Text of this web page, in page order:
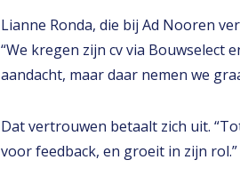
Lianne Ronda, die bij Ad Nooren
“We kregen zijn cv via Bouwselect
aandacht, maar daar nemen we
Dat vertrouwen betaalt zich uit.
voor feedback, en groeit in zijn rol.”